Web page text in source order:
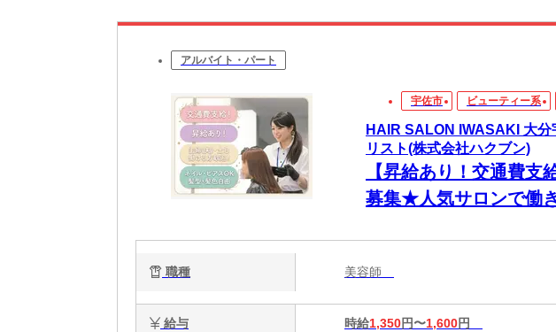
アルバイト・パート
宇佐市 ビューティー系
HAIR SALON IWASAKI 大
リスト(株式会社ハクブン)
【昇給あり！交通費
募集★人気サロンで働
職種 美容師
給与 時給1,350円〜1,600円